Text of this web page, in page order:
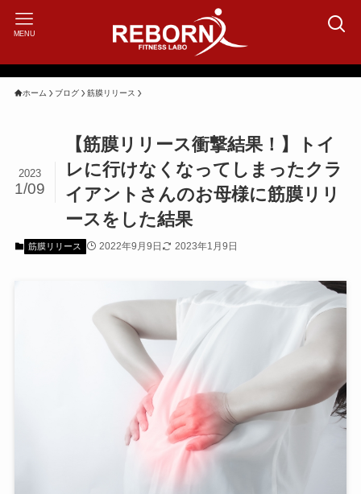
MENU
ホーム ブログ 筋膜リリース
【筋膜リリース衝撃結果！】トイ
レに行けなくなってしまったクラ
イアントさんのお母様に筋膜リリ
ースをした結果
2023
1/09
筋膜リリース 2022年9月9日 2023年1月9日